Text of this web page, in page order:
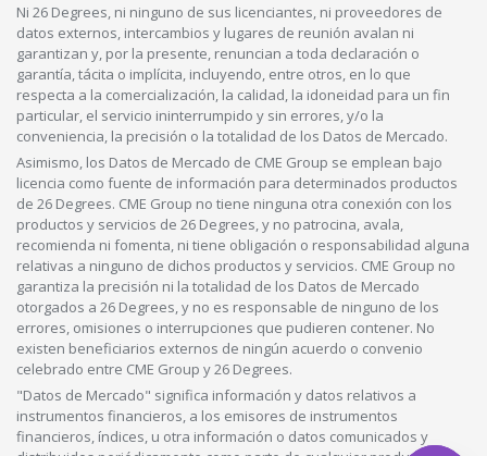
Ni 26 Degrees, ni ninguno de sus licenciantes, ni proveedores de
datos externos, intercambios y lugares de reunión avalan ni
garantizan y, por la presente, renuncian a toda declaración o
garantía, tácita o implícita, incluyendo, entre otros, en lo que
respecta a la comercialización, la calidad, la idoneidad para un fin
particular, el servicio ininterrumpido y sin errores, y/o la
conveniencia, la precisión o la totalidad de los Datos de Mercado.
Asimismo, los Datos de Mercado de CME Group se emplean bajo
licencia como fuente de información para determinados productos
de 26 Degrees. CME Group no tiene ninguna otra conexión con los
productos y servicios de 26 Degrees, y no patrocina, avala,
recomienda ni fomenta, ni tiene obligación o responsabilidad alguna
relativas a ninguno de dichos productos y servicios. CME Group no
garantiza la precisión ni la totalidad de los Datos de Mercado
otorgados a 26 Degrees, y no es responsable de ninguno de los
errores, omisiones o interrupciones que pudieren contener. No
existen beneficiarios externos de ningún acuerdo o convenio
celebrado entre CME Group y 26 Degrees.
"Datos de Mercado" significa información y datos relativos a
instrumentos financieros, a los emisores de instrumentos
financieros, índices, u otra información o datos comunicados y